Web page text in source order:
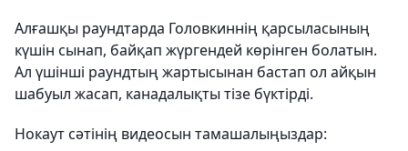
Алғашқы раундтарда Головкиннің қарсыласының
күшін сынап, байқап жүргендей көрінген болатын.
Ал үшінші раундтың жартысынан бастап ол айқын
шабуыл жасап, канадалықты тізе бүктірді.
Нокаут сәтінің видеосын тамашалыңыздар: